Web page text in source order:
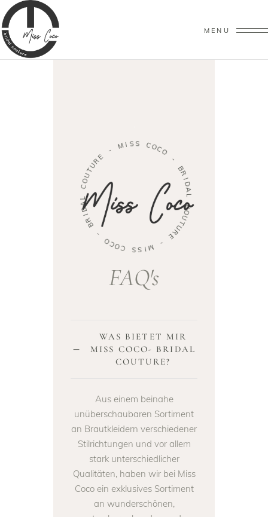
MENU
- M I SS COCO
-
B
R
I
D
A
L
C
O
U
T
U
R
E
-
M
I
S
S
C
O
C
O
-
B
R
I
D
A
L
C
O
U
T
UR
E
FAQ's
WAS BIETET MIR
MISS COCO- BRIDAL
COUTURE?
Aus einem beinahe
unüberschaubaren Sortiment
an Brautkleidern verschiedener
Stilrichtungen und vor allem
stark unterschiedlicher
Qualitäten, haben wir bei Miss
Coco ein exklusives Sortiment
an wunderschönen,